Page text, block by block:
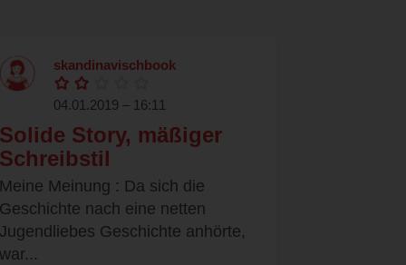
skandinavischbook
04.01.2019 – 16:11
Solide Story, mäßiger
Schreibstil
Meine Meinung : Da sich die
Geschichte nach eine netten
Jugendliebes Geschichte anhörte,
war...